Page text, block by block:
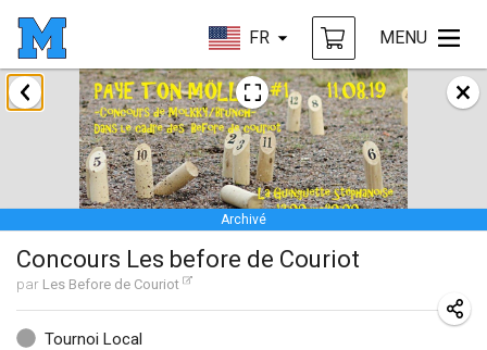
FR MENU
Archivé
Concours Les before de Couriot
par Les Before de Couriot
Tournoi Local
janvier 2019
New Year's Throw Mölkky
1 janv. 2019|République tchèque
Tournoi Mixte ASPTTOM
20 janv. 2019| France
Tournoi d'Hiver
26 janv. 2019